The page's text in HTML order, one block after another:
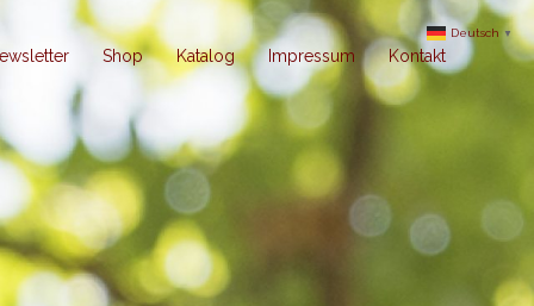
Shop Katalog Impressum Kontakt
Deutsch ▼